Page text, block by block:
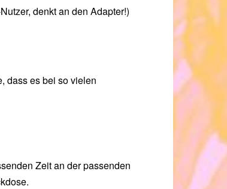
denkt an den Adapter!)
dass es bei so vielen
Zeit an der passenden